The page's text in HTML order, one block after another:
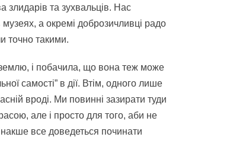
злидарів та зухвальців. Нас
а окремі доброзичливці радо
точно такими.
і побачила, що вона теж може
самості” в дії. Втім, одного лише
вроді. Ми повинні зазирати туди
але і просто для того, аби не
все доведеться починати